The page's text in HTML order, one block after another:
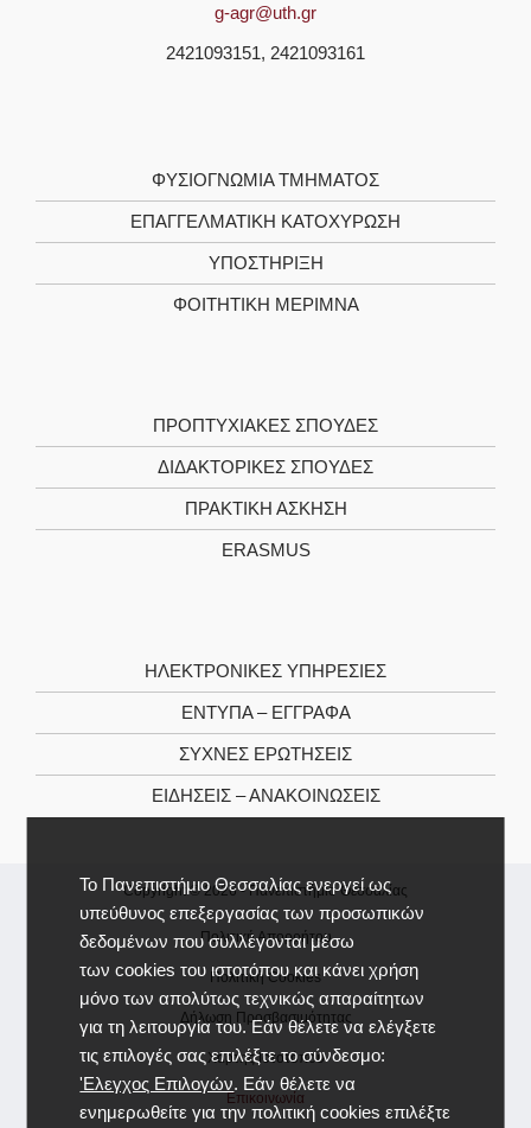
Το Πανεπιστήμιο Θεσσαλίας ενεργεί ως
υπεύθυνος επεξεργασίας των προσωπικών
δεδομένων που συλλέγονται μέσω
των cookies του ιστοτόπου και κάνει χρήση
μόνο των απολύτως τεχνικώς απαραίτητων
για τη λειτουργία του. Εάν θέλετε να ελέγξετε
τις επιλογές σας επιλέξτε το σύνδεσμο:
'Ελεγχος Επιλογών. Εάν θέλετε να
ενημερωθείτε για την πολιτική cookies επιλέξτε
g-agr@uth.gr
2421093151, 2421093161
ΦΥΣΙΟΓΝΩΜΙΑ ΤΜΗΜΑΤΟΣ
ΕΠΑΓΓΕΛΜΑΤΙΚΗ ΚΑΤΟΧΥΡΩΣΗ
ΥΠΟΣΤΗΡΙΞΗ
ΦΟΙΤΗΤΙΚΗ ΜΕΡΙΜΝΑ
ΠΡΟΠΤΥΧΙΑΚΕΣ ΣΠΟΥΔΕΣ
ΔΙΔΑΚΤΟΡΙΚΕΣ ΣΠΟΥΔΕΣ
ΠΡΑΚΤΙΚΗ ΑΣΚΗΣΗ
ERASMUS
ΗΛΕΚΤΡΟΝΙΚΕΣ ΥΠΗΡΕΣΙΕΣ
ΕΝΤΥΠΑ – ΕΓΓΡΑΦΑ
ΣΥΧΝΕΣ ΕΡΩΤΗΣΕΙΣ
ΕΙΔΗΣΕΙΣ – ΑΝΑΚΟΙΝΩΣΕΙΣ
Copyright © 2026 -Πανεπιστήμιο Θεσσαλίας
Πολιτική Απορρήτου
Πολιτική Cookies
Δήλωση Προσβασιμότητας
Χάρτης Ιστοτόπου
Επικοινωνία